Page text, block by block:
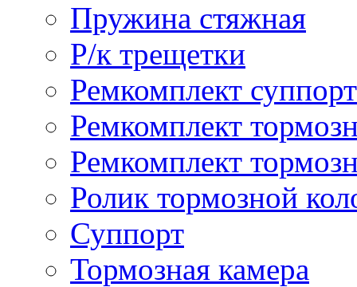
Пружина стяжная
Р/к трещетки
Ремкомплект
Ремкомплект
Ремкомплект
Ролик тормозной
Суппорт
Тормозная камера